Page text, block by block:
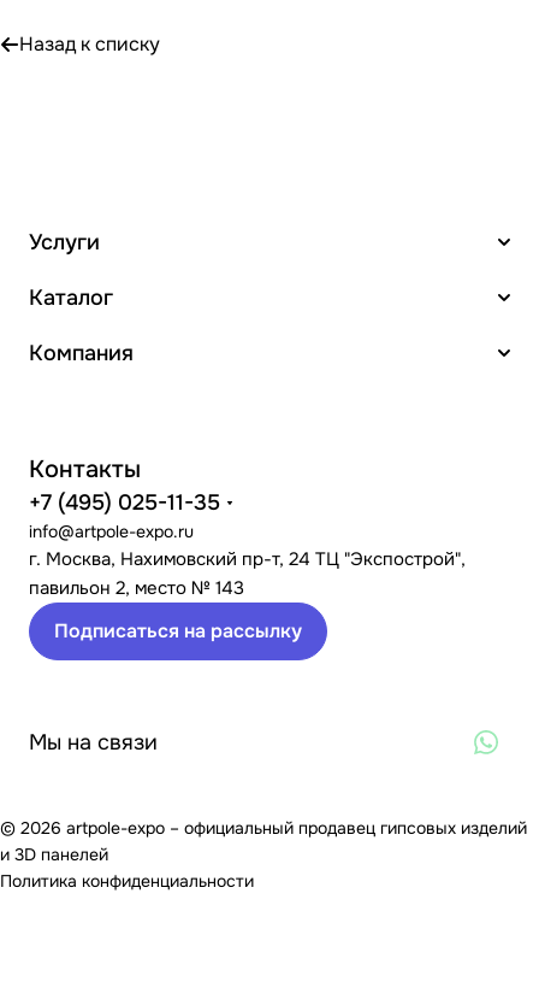
Назад к списку
Услуги
Каталог
Компания
Контакты
+7 (495) 025-11-35
info@artpole-expo.ru
г. Москва, Нахимовский пр-т, 24 ТЦ "Экспострой",
павильон 2, место № 143
Подписаться на рассылку
Мы на связи
© 2026 artpole-expo – официальный продавец гипсовых изделий
и 3D панелей
Политика конфиденциальности